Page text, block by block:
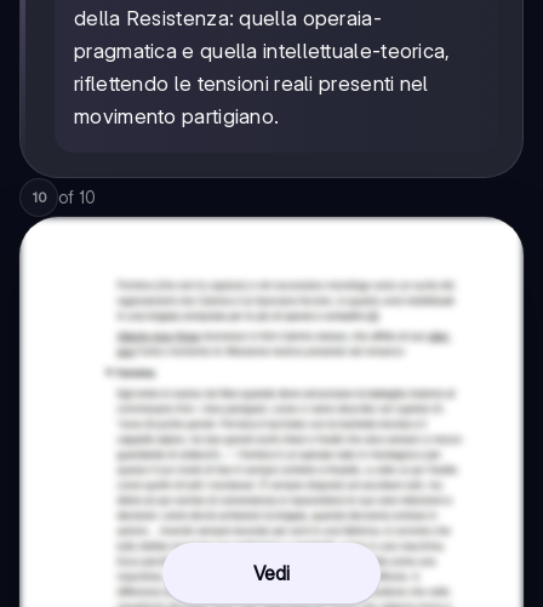
della Resistenza: quella operaia-
pragmatica e quella intellettuale-teorica,
riflettendo le tensioni reali presenti nel
movimento partigiano.
10 of 10
Vedi